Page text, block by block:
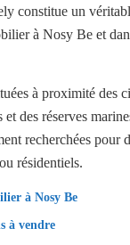
constitue un
à Nosy Be et
à proximité des
et des réserves
recherchées pour
résidentiels.
à Nosy Be
à vendre